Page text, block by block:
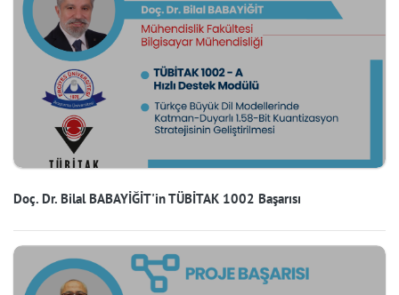
Doç. Dr. Bilal BABAYİĞİT'in TÜBİTAK 1002 Başarısı